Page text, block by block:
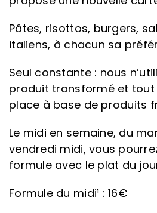
Pâtes, risottos, burgers,
italiens, à chacun sa
Seul constante : nous
produit transformé et tout
place à base de produits
Le midi en semaine, du
vendredi midi, vous
formule avec le plat du
Formule du midi¹ : 16€